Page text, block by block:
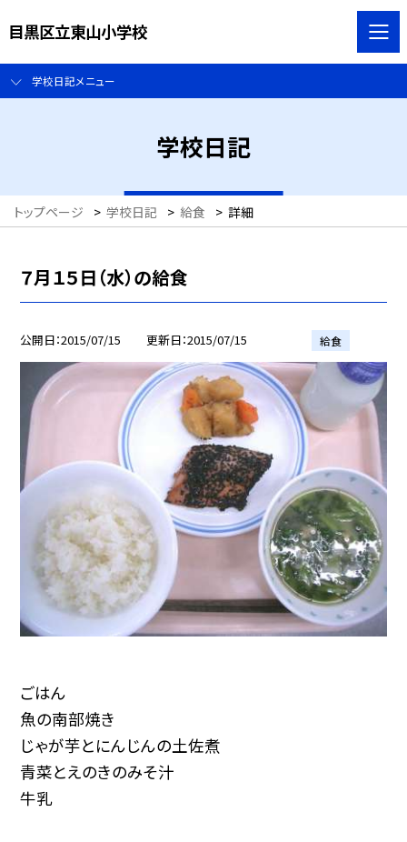
目黒区立東山小学校
学校日記メニュー
学校日記
トップページ > 学校日記 > 給食 > 詳細
７月１５日（水）の給食
公開日 2015/07/15 更新日 2015/07/15 給食
ごはん
魚の南部焼き
じゃが芋とにんじんの土佐煮
青菜とえのきのみそ汁
牛乳